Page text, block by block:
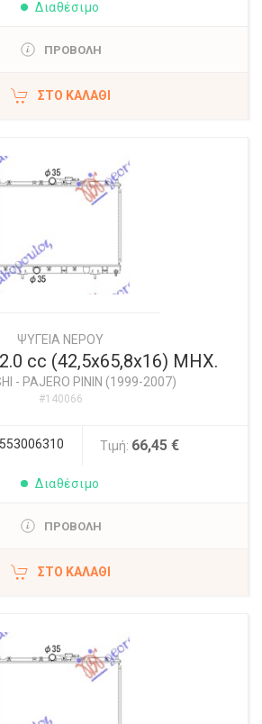
Διαθέσιμο
ΠΡΟΒΟΛΗ
ΣΤΟ ΚΑΛΆΘΙ
ΨΥΓΕΙΑ ΝΕΡΟΥ
cc (42,5x65,8x16) ΜΗΧ.
- PAJERO PININ (1999-2007)
#140066
553006310 Τιμή: 66,45 €
Διαθέσιμο
ΠΡΟΒΟΛΗ
ΣΤΟ ΚΑΛΆΘΙ